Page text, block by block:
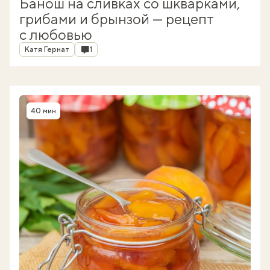
грибами и брынзой — рецепт
с любовью
Автор
Катя Гернат Комментарии
1
Время приготовления
40 мин